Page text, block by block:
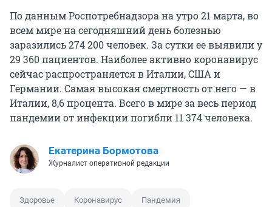
По данным Роспотребнадзора на утро 21 марта, во
всем мире на сегодняшний день болезнью
заразились 274 200 человек. За сутки ее выявили у
29 360 пациентов. Наиболее активно коронавирус
сейчас распространяется в Италии, США и
Германии. Самая высокая смертность от него — в
Италии, 8,6 процента. Всего в мире за весь период
пандемии от инфекции погибли 11 374 человека.
Екатерина Бормотова
Журналист оперативной редакции
Здоровье Коронавирус Пандемия